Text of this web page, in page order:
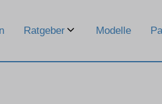
Ratgeber Modelle